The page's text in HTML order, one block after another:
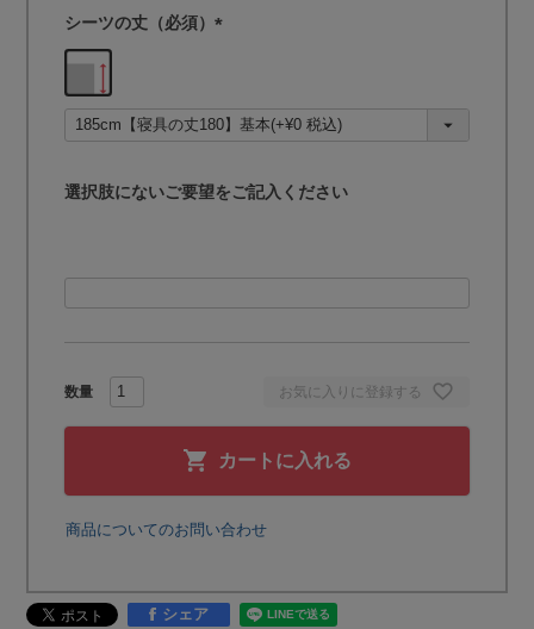
お気に入りに登録する
カートに入れる
シーツの丈（必須）
須
)
選択肢にないご要望をご記入ください
商品についてのお問い合わせ
シェア